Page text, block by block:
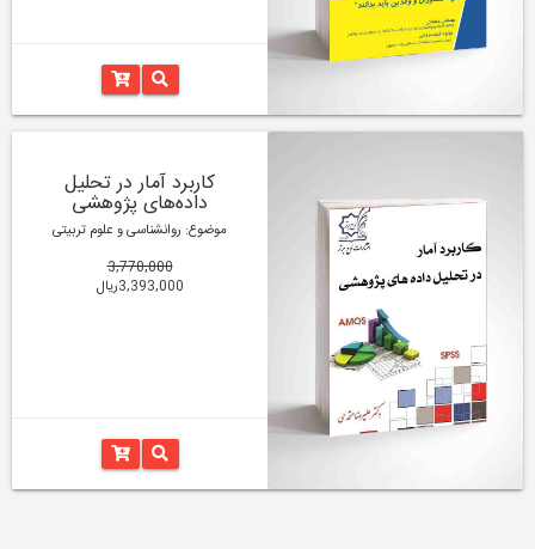
کاربرد آمار در تحلیل
داده‌های پژوهشی
موضوع: روانشناسی و علوم تربیتی
3,770,000
3,393,000ریال